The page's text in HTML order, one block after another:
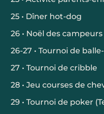
25 • Dîner hot-dog
26 • Noël des campeurs
26-27 • Tournoi de
27 • Tournoi de cribble
28 • Jeu courses de
29 • Tournoi de poker